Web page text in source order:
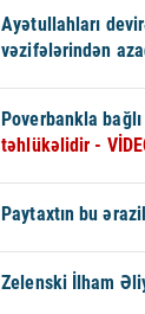
Ayətullahları
vəzifələrindən
Poverbankla
təhlükəlidir -
Paytaxtın bu
Zelenski İlham